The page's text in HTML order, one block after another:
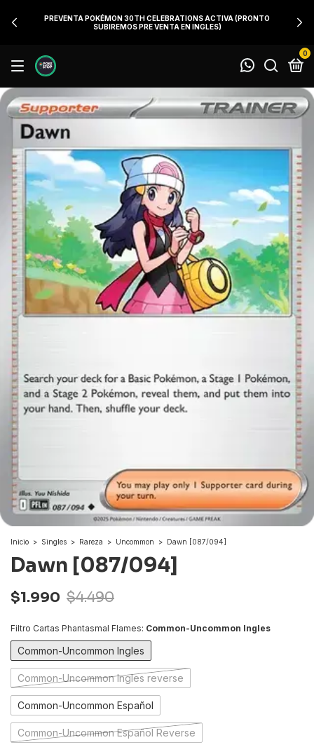
PREVENTA POKÉMON 30TH CELEBRATIONS ACTIVA (PRONTO
SUBIREMOS PRE VENTA EN INGLES)
0
Inicio > Singles > Rareza > Uncommon > Dawn [087/094]
Dawn [087/094]
$1.990 $4.490
Filtro Cartas Phantasmal Flames: Common-Uncommon Ingles
Common-Uncommon Ingles
Common-Uncommon Ingles reverse
Common-Uncommon Español
Common-Uncommon Español Reverse